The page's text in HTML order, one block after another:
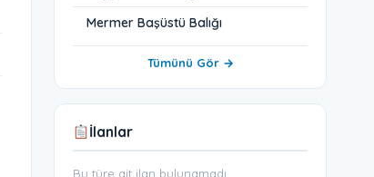
Mermer Başüstü Balığı
Tümünü Gör →
İlanlar
Bu türe ait ilan bulunamadı.